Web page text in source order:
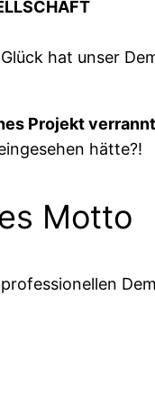
hat unser
Projekt
hätte?!
Motto